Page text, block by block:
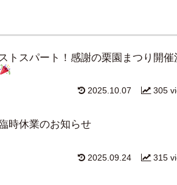
トスパート！感謝の栗園まつり開催
305
2025.10.07
時休業のお知らせ
315
2025.09.24